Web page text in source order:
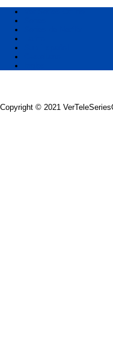
Copyright © 2021